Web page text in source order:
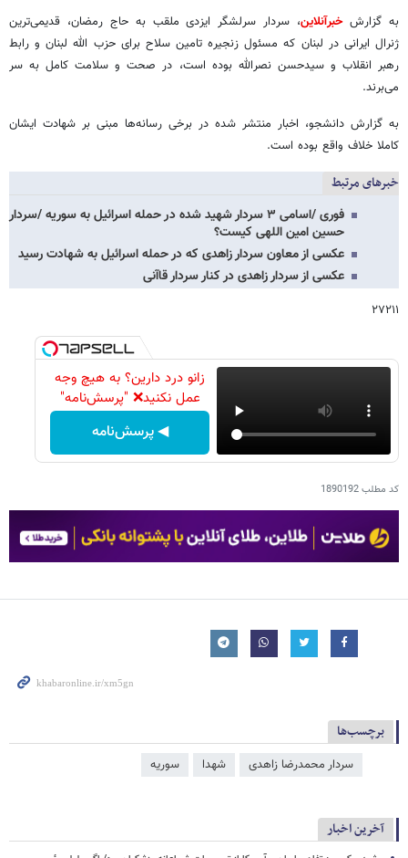
به گزارشخبرآنلاین، سردار سرلشگر ایزدی ملقب به حاج رمضان، قدیمی‌ترین
ژنرال ایرانی در لبنان که مسئول زنجیره تامین سلاح برای حزب الله لبنان و رابط
رهبر انقلاب و سیدحسن نصرالله بوده است، در صحت و سلامت کامل به سر
می‌برند.
به گزارش دانشجو، اخبار منتشر شده در برخی رسانه‌ها مبنی بر شهادت ایشان
کاملا خلاف واقع بوده است.
خبرهای مرتبط
فوری /اسامی ۳ سردار شهید شده در حمله اسرائیل به سوریه /سردار
حسین امین اللهی کیست؟
عکسی از معاون سردار زاهدی که در حمله اسرائیل به شهادت رسید
عکسی از سردار زاهدی در کنار سردار قاآنی
۲۷۲۱۱
زانو درد دارین؟ به هیچ وجه
عمل نکنید❌ "پرسش‌نامه"
◀ پرسش‌نامه
کد مطلب1890192
برچسب‌ها
سردار محمدرضا زاهدی شهدا سوریه
آخرین اخبار